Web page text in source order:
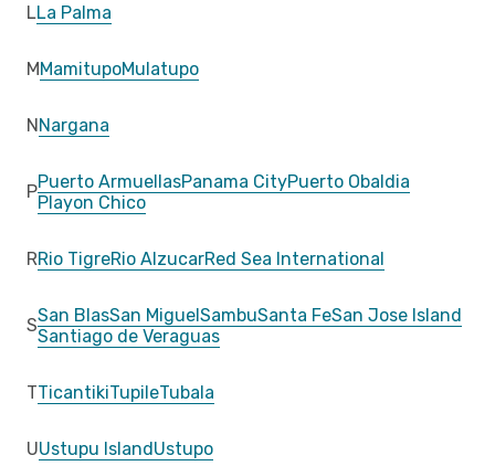
LLa Palma
MMamitupoMulatupo
NNargana
PPuerto ArmuellasPanama CityPuerto Obaldia
Playon Chico
RRio TigreRio AlzucarRed Sea International
SSan BlasSan MiguelSambuSanta FeSan Jose Island
Santiago de Veraguas
TTicantikiTupileTubala
UUstupu IslandUstupo